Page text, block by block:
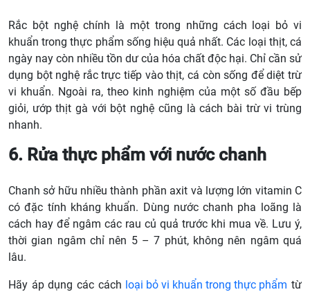
Rắc bột nghệ chính là một trong những cách loại bỏ vi
khuẩn trong thực phẩm sống hiệu quả nhất. Các loại thịt, cá
ngày nay còn nhiều tồn dư của hóa chất độc hại. Chỉ cần sử
dụng bột nghệ rắc trực tiếp vào thịt, cá còn sống để diệt trừ
vi khuẩn. Ngoài ra, theo kinh nghiệm của một số đầu bếp
giỏi, ướp thịt gà với bột nghệ cũng là cách bài trừ vi trùng
nhanh.
6. Rửa thực phẩm với nước chanh
Chanh sở hữu nhiều thành phần axit và lượng lớn vitamin C
có đặc tính kháng khuẩn. Dùng nước chanh pha loãng là
cách hay để ngâm các rau củ quả trước khi mua về. Lưu ý,
thời gian ngâm chỉ nên 5 – 7 phút, không nên ngâm quá
lâu.
Hãy áp dụng các cách loại bỏ vi khuẩn trong thực phẩm từ